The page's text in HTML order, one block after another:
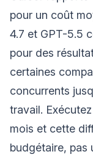
pour un coût
4.7 et GPT-5.5
pour des
certaines
concurrents
travail.
mois et cette
budgétaire, pas